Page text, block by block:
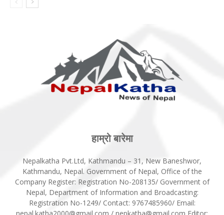
हाम्रो बारेमा
Nepalkatha Pvt.Ltd, Kathmandu – 31, New Baneshwor,
Kathmandu, Nepal. Government of Nepal, Office of the
Company Register: Registration No-208135/ Government of
Nepal, Department of Information and Broadcasting:
Registration No-1249/ Contact: 9767485960/ Email: